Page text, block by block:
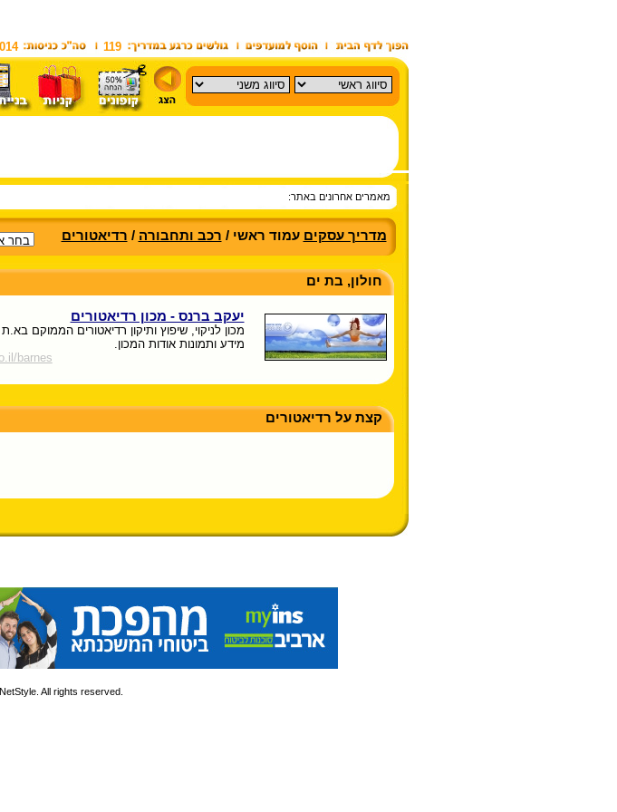
1,254,014 119
מאמרים אחרונים באתר:
מדריך עסקים עמוד ראשי / רכב ותחבורה / רדיאטורים
חולון, בת ים
יעקב ברנס - מכון רדיאטורים
מכון לניקוי, שיפוץ ותיקון רדיאטורים הממוקם
מידע ותמונות אודות המכון.
barnes
קצת על רדיאטורים
All rights reserved.